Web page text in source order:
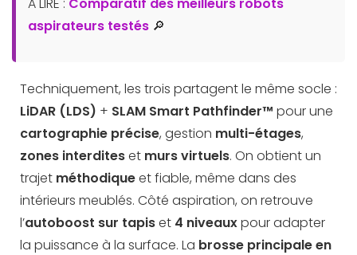
aspirateurs testés 🔎
Techniquement, les trois partagent le même socle :
LiDAR (LDS) + SLAM Smart Pathfinder™ pour une
cartographie précise, gestion multi-étages,
zones interditeset murs virtuels. On obtient un
trajet méthodiqueet fiable, même dans des
intérieurs meublés. Côté aspiration, on retrouve
l’autoboost sur tapiset 4 niveauxpour adapter
la puissance à la surface. La brosse principale en